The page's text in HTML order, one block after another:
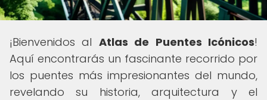
¡Bienvenidos al Atlas de Puentes Icónicos!
Aquí encontrarás un fascinante recorrido por
los puentes más impresionantes del mundo,
revelando su historia, arquitectura y el